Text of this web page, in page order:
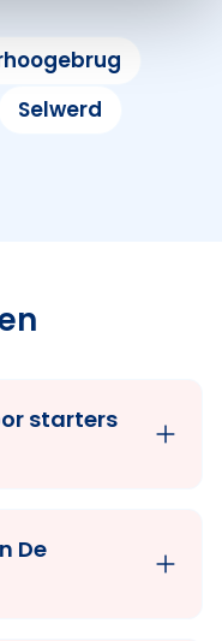
Selwerd
starters
De